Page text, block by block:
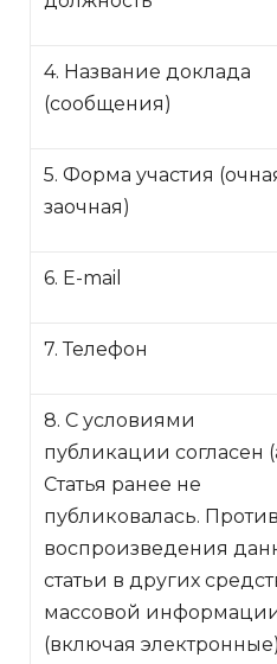
4. Название доклада
(сообщения)
5. Форма участия
заочная)
6. Е-mail
7. Телефон
8. С условиями
публикации согласен
Статья ранее не
публиковалась. Против
воспроизведения
статьи в других
массовой
(включая